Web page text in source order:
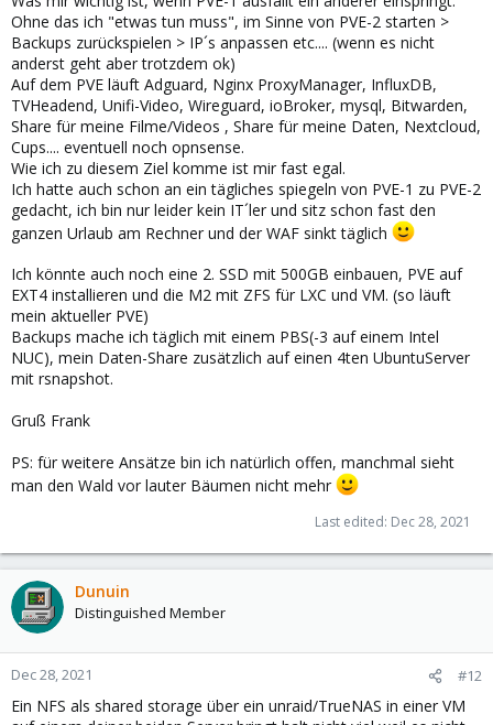
Ohne das ich "etwas tun muss", im Sinne von PVE-2 starten >
Backups zurückspielen > IP´s anpassen etc.... (wenn es nicht
anderst geht aber trotzdem ok)
Auf dem PVE läuft Adguard, Nginx ProxyManager, InfluxDB,
TVHeadend, Unifi-Video, Wireguard, ioBroker, mysql, Bitwarden,
Share für meine Filme/Videos , Share für meine Daten, Nextcloud,
Cups.... eventuell noch opnsense.
Wie ich zu diesem Ziel komme ist mir fast egal.
Ich hatte auch schon an ein tägliches spiegeln von PVE-1 zu PVE-2
gedacht, ich bin nur leider kein IT´ler und sitz schon fast den
ganzen Urlaub am Rechner und der WAF sinkt täglich
Ich könnte auch noch eine 2. SSD mit 500GB einbauen, PVE auf
EXT4 installieren und die M2 mit ZFS für LXC und VM. (so läuft
mein aktueller PVE)
Backups mache ich täglich mit einem PBS(-3 auf einem Intel
NUC), mein Daten-Share zusätzlich auf einen 4ten UbuntuServer
mit rsnapshot.
Gruß Frank
PS: für weitere Ansätze bin ich natürlich offen, manchmal sieht
man den Wald vor lauter Bäumen nicht mehr
Last edited: Dec 28, 2021
Dunuin
Distinguished Member
Dec 28, 2021 #12
Ein NFS als shared storage über ein unraid/TrueNAS in einer VM